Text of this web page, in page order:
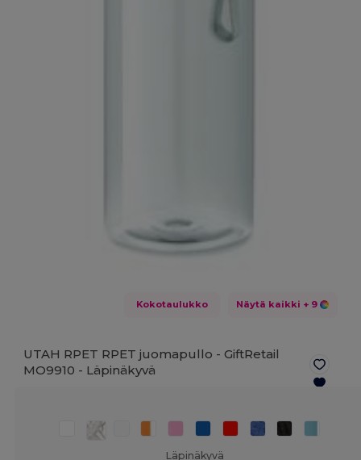
Kokotaulukko Näytä kaikki + 9
UTAH RPET RPET juomapullo - GiftRetail
MO9910 - Läpinäkyvä
Läpinäkyvä